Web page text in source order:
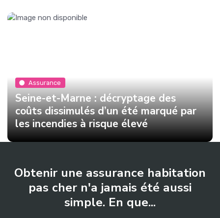
Assurance
Seine-et-Marne : décryptage des
coûts dissimulés d’un été marqué par
les incendies à risque élevé
Obtenir une assurance habitation
pas cher n'a jamais été aussi
simple. En que...